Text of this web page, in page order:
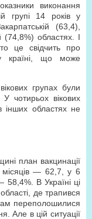
виконання
групі 14 років у
(63,4),
(74,8%) областях. І
це свідчить про
країні, що може
групах були
чотирьох вікових
інших областях не
план вакцинації
— 62,7, у 6
В Україні ці
де трапився
переполошилися
Але в цій ситуації